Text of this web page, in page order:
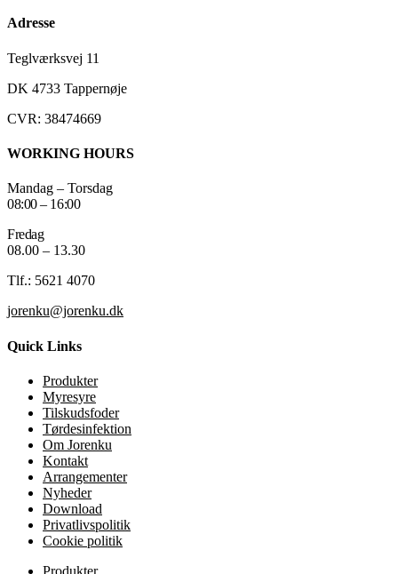
Adresse
Teglværksvej 11
DK 4733 Tappernøje
CVR: 38474669
WORKING HOURS
Mandag – Torsdag
08:00 – 16:00
Fredag
08.00 – 13.30
Tlf.: 5621 4070
jorenku@jorenku.dk
Quick Links
Produkter
Myresyre
Tilskudsfoder
Tørdesinfektion
Om Jorenku
Kontakt
Arrangementer
Nyheder
Download
Privatlivspolitik
Cookie politik
Produkter